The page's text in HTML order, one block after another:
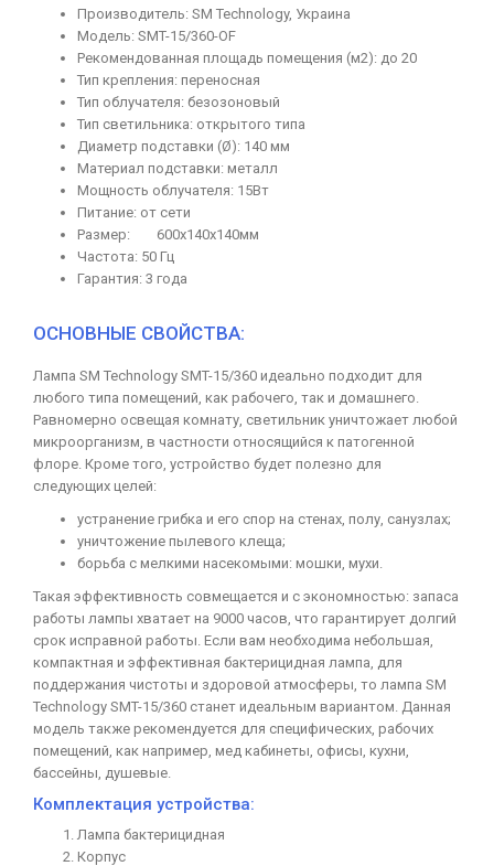
Производитель: SM Technology, Украина
Модель: SMT-15/360-OF
Рекомендованная площадь помещения (м2): до 20
Тип крепления: переносная
Тип облучателя: безозоновый
Тип светильника: открытого типа
Диаметр подставки (Ø): 140 мм
Материал подставки: металл
Мощность облучателя: 15Вт
Питание: от сети
Размер:
600х140х140мм
Частота: 50 Гц
Гарантия: 3 года
ОСНОВНЫЕ СВОЙСТВА:
Лампа SM Technology SMT-15/360 идеально подходит для
любого типа помещений, как рабочего, так и домашнего.
Равномерно освещая комнату, светильник уничтожает любой
микроорганизм, в частности относящийся к патогенной
флоре. Кроме того, устройство будет полезно для
следующих целей:
устранение грибка и его спор на стенах, полу, санузлах;
уничтожение пылевого клеща;
борьба с мелкими насекомыми: мошки, мухи.
Такая эффективность совмещается и с экономностью: запаса
работы лампы хватает на 9000 часов, что гарантирует долгий
срок исправной работы. Если вам необходима небольшая,
компактная и эффективная бактерицидная лампа, для
поддержания чистоты и здоровой атмосферы, то лампа SM
Technology SMT-15/360 станет идеальным вариантом. Данная
модель также рекомендуется для специфических, рабочих
помещений, как например, мед кабинеты, офисы, кухни,
бассейны, душевые.
Комплектация устройства:
Лампа бактерицидная
Корпус